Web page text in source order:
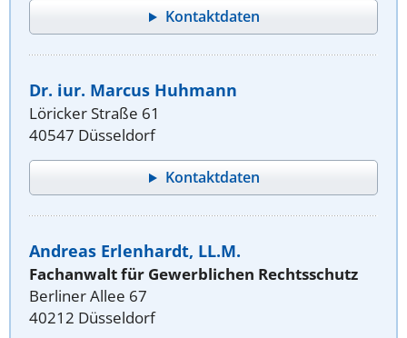
Kontaktdaten
Dr. iur. Marcus Huhmann
Löricker Straße 61
40547 Düsseldorf
Kontaktdaten
Andreas Erlenhardt, LL.M.
Fachanwalt für Gewerblichen Rechtsschutz
Berliner Allee 67
40212 Düsseldorf